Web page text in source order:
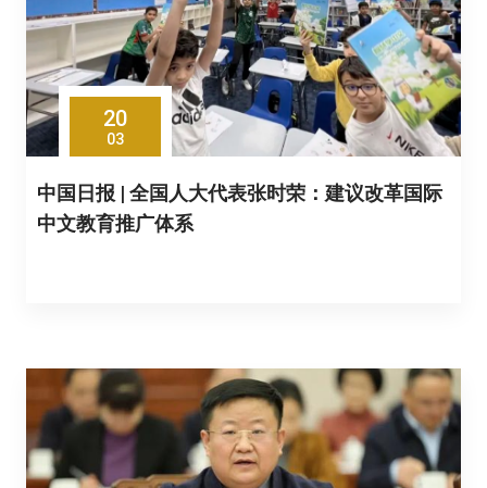
20
03
中国日报 | 全国人大代表张时荣：建议改革国际
中文教育推广体系